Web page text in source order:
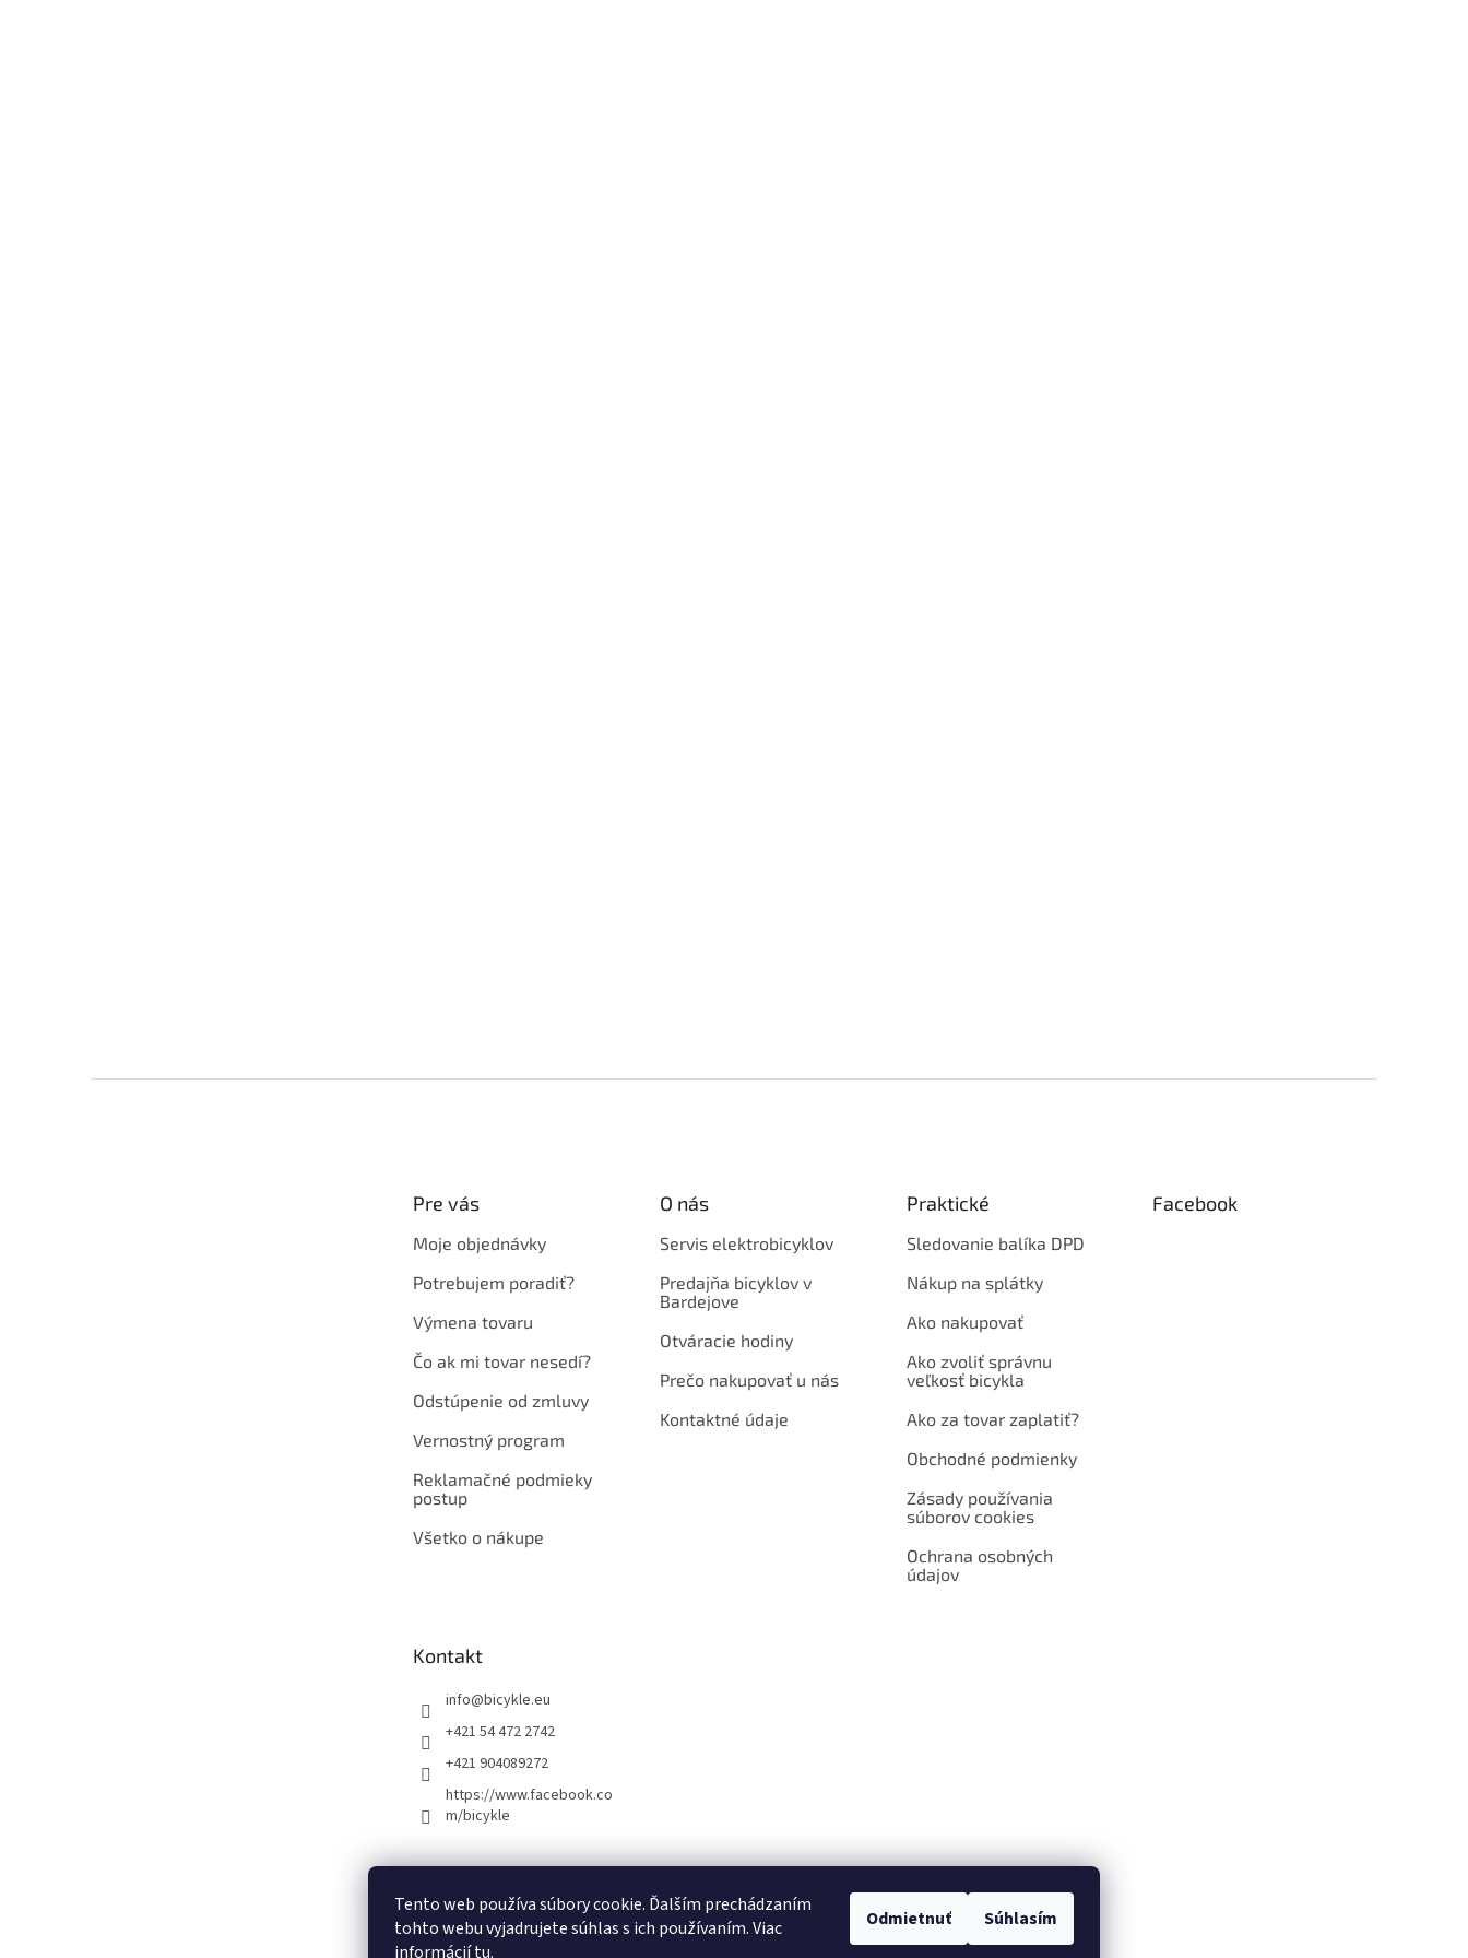
Tento web používa súbory cookie. Ďalším prechádzaním
tohto webu vyjadrujete súhlas s ich používaním. Viac
informáciítu.
Odmietnuť Súhlasím
Pre vás
Moje objednávky
Potrebujem poradiť?
Výmena tovaru
Čo ak mi tovar nesedí?
Odstúpenie od zmluvy
Vernostný program
Reklamačné podmieky
postup
Všetko o nákupe
O nás
Servis elektrobicyklov
Predajňa bicyklov v
Bardejove
Otváracie hodiny
Prečo nakupovať u nás
Kontaktné údaje
Praktické
Sledovanie balíka DPD
Nákup na splátky
Ako nakupovať
Ako zvoliť správnu
veľkosť bicykla
Ako za tovar zaplatiť?
Obchodné podmienky
Zásady používania
súborov cookies
Ochrana osobných
údajov
Facebook
Kontakt
info@bicykle.eu
+421 54 472 2742
+421 904089272
https://www.facebook.co
m/bicykle